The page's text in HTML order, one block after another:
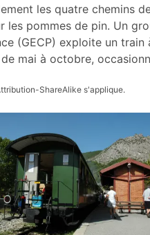
les quatre chemins
pommes de pin. Un
(GECP) exploite un
mai à octobre,
ShareAlike s'applique.